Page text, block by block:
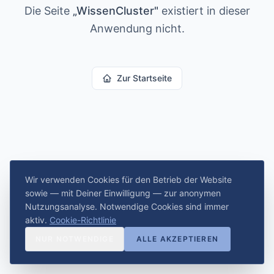
Wir verwenden Cookies für den Betrieb der Website
sowie — mit Deiner Einwilligung — zur anonymen
Nutzungsanalyse. Notwendige Cookies sind immer
aktiv. Cookie-Richtlinie
ALLE AKZEPTIEREN
Die Seite „WissenCluster" existiert in dieser
Anwendung nicht.
Zur Startseite